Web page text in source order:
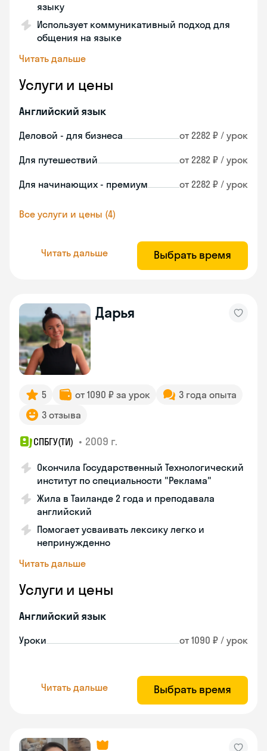
языку
Использует коммуникативный подход для
общения на языке
Читать дальше
Услуги и цены
Английский язык
Деловой - для бизнеса от 2282 ₽ / урок
Для путешествий от 2282 ₽ / урок
Для начинающих - премиум от 2282 ₽ / урок
Все услуги и цены (4)
Читать дальше Выбрать время
Дарья
5 от 1090 ₽ за урок
3 года опыта
3 отзыва
СПБГУ(ТИ) • 2009 г.
Окончила Государственный Технологический
институт по специальности "Реклама"
Жила в Таиланде 2 года и преподавала
английский
Помогает усваивать лексику легко и
непринужденно
Читать дальше
Услуги и цены
Английский язык
Уроки от 1090 ₽ / урок
Читать дальше Выбрать время